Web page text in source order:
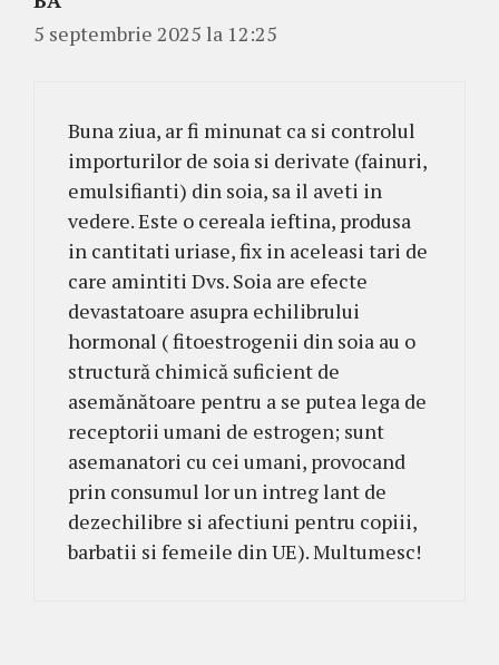
5 septembrie 2025 la 12:25
Buna ziua, ar fi minunat ca si controlul
importurilor de soia si derivate (fainuri,
emulsifianti) din soia, sa il aveti in
vedere. Este o cereala ieftina, produsa
in cantitati uriase, fix in aceleasi tari de
care amintiti Dvs. Soia are efecte
devastatoare asupra echilibrului
hormonal ( fitoestrogenii din soia au o
structură chimică suficient de
asemănătoare pentru a se putea lega de
receptorii umani de estrogen; sunt
asemanatori cu cei umani, provocand
prin consumul lor un intreg lant de
dezechilibre si afectiuni pentru copiii,
barbatii si femeile din UE). Multumesc!